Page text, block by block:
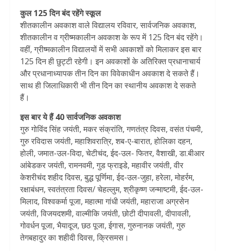
कुल 125 दिन बंद रहेंगे स्‍कूल
शीतकालीन अवकाश वाले विद्यालय रविवार, सार्वजनिक अवकाश,
शीतकालीन व ग्रीष्मकालीन अवकाश के रूप में 125 दिन बंद रहेंगे।
वहीं, ग्रीष्मकालीन विद्यालयों में सभी अवकाशों को मिलाकर इस बार
125 दिन ही छुट्टी रहेगी। इन अवकाशों के अतिरिक्त प्रधानाचार्य
और प्रधानाध्यापक तीन दिन का विवेकाधीन अवकाश दे सकते हैं।
साथ ही जिलाधिकारी भी तीन दिन का स्थानीय अवकाश दे सकते
हैं।
इस बार ये हैं 40 सार्वजनिक अवकाश
गुरु गोविंद सिंह जयंती, मकर संक्रांति, गणतंत्र दिवस, वसंत पंचमी,
गुरु रविदास जयंती, महाशिवरात्रि, शब-ए-बारात, होलिका दहन,
होली, जमात-उल-विदा, चेटीचंद, ईद-उल- फितर, वैशाखी, डा.बीआर
आंबेडकर जयंती, रामनवमी, गुड फ्राइडे, महावीर जयंती, वीर
केशरीचंद शहीद दिवस, बुद्ध पूर्णिमा, ईद-उल-जुहा, हरेला, मोहर्रम,
रक्षाबंधन, स्वतंत्रता दिवस/ चेहल्लुम, श्रीकृष्ण जन्माष्टमी, ईद-उल-
मिलाद, विश्वकर्मा पूजा, महात्मा गांधी जयंती, महाराजा अग्रसेन
जयंती, विजयदशमी, वाल्मीकि जयंती, छोटी दीपावली, दीपावली,
गोवर्धन पूजा, भैयादूज, छठ पूजा, ईगास, गुरुनानक जयंती, गुरु
तेगबहादुर का शहीदी दिवस, क्रिसमस।